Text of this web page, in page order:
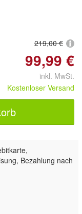
219,00 €
99,99 €
inkl. MwSt.
Kostenloser Versand
Bezahlung nach